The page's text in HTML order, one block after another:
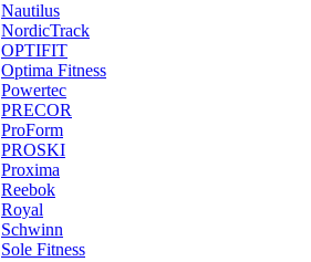
Nautilus
NordicTrack
OPTIFIT
Optima Fitness
Powertec
PRECOR
ProForm
PROSKI
Proxima
Reebok
Royal
Schwinn
Sole Fitness